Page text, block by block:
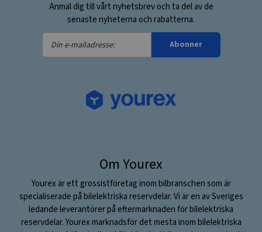
Anmäl dig till vårt nyhetsbrev och ta del av de
senaste nyheterna och rabatterna.
Din
e-
Abonner
Om Yourex
Yourex är ett grossistföretag inom bilbranschen som är
specialiserade på bilelektriska reservdelar. Vi är en av Sveriges
ledande leverantörer på eftermarknaden för bilelektriska
reservdelar. Yourex marknadsför det mesta inom bilelektriska